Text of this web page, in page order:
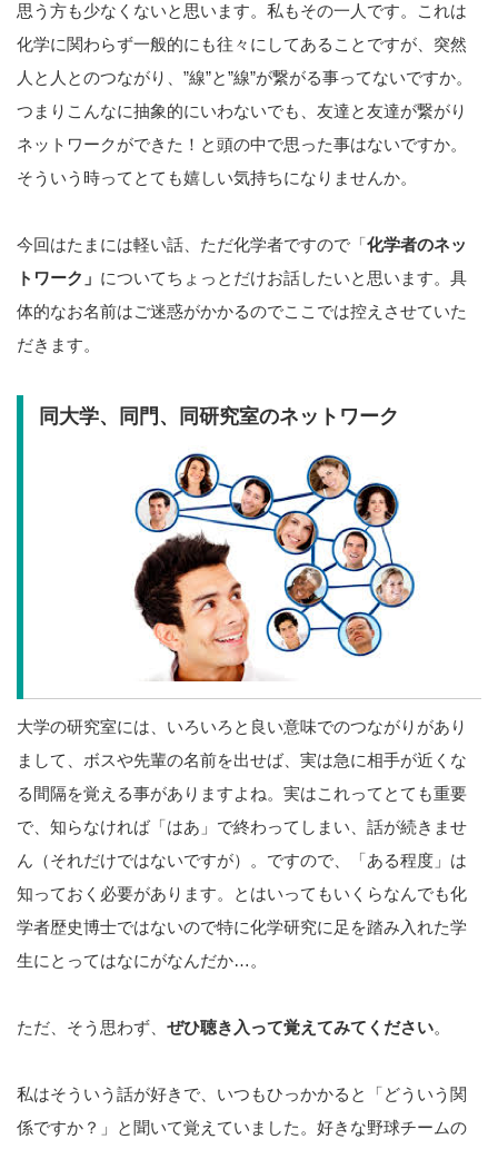
思う方も少なくないと思います。私もその一人です。これは
化学に関わらず一般的にも往々にしてあることですが、突然
人と人とのつながり、”線”と”線”が繋がる事ってないですか。
つまりこんなに抽象的にいわないでも、友達と友達が繋がり
ネットワークができた！と頭の中で思った事はないですか。
そういう時ってとても嬉しい気持ちになりませんか。
今回はたまには軽い話、ただ化学者ですので「化学者のネッ
トワーク」 についてちょっとだけお話したいと思います。具
体的なお名前はご迷惑がかかるのでここでは控えさせていた
だきます。
同大学、同門、同研究室のネットワーク
大学の研究室には、いろいろと良い意味でのつながりがあり
まして、ボスや先輩の名前を出せば、実は急に相手が近くな
る間隔を覚える事がありますよね。実はこれってとても重要
で、知らなければ「はあ」で終わってしまい、話が続きませ
ん（それだけではないですが）。ですので、「ある程度」は
知っておく必要があります。とはいってもいくらなんでも化
学者歴史博士ではないので特に化学研究に足を踏み入れた学
生にとってはなにがなんだか…。
ただ、そう思わず、 ぜひ聴き入って覚えてみてください。
私はそういう話が好きで、いつもひっかかると「どういう関
係ですか？」と聞いて覚えていました。好きな野球チームの